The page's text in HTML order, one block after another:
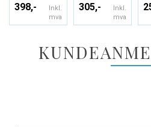
398,-
Inkl.
mva
305,-
Inkl.
mva